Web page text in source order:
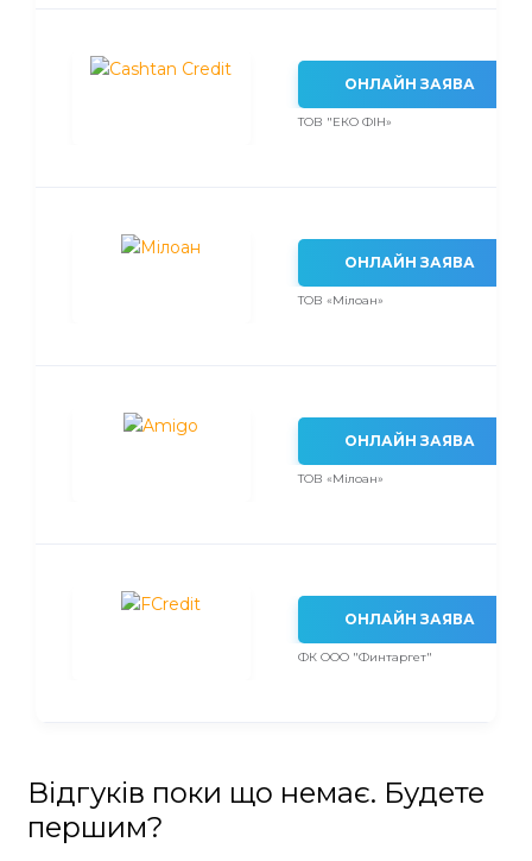
ОНЛАЙН ЗАЯВА
ТОВ "ЕКО ФІН»
ОНЛАЙН ЗАЯВА
ТОВ «Мілоан»
ОНЛАЙН ЗАЯВА
ТОВ «Мілоан»
ОНЛАЙН ЗАЯВА
ФК ООО "Финтаргет"
Відгуків поки що немає. Будете
першим?